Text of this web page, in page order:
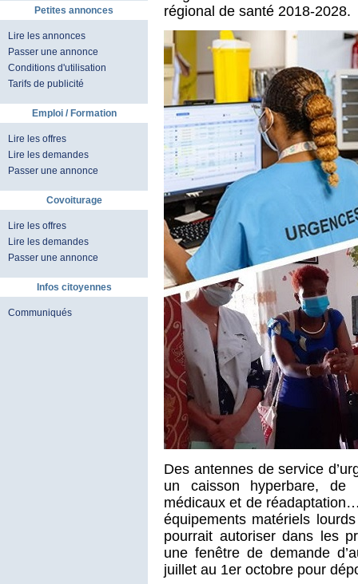
Petites annonces
Lire les annonces
Passer une annonce
Conditions d'utilisation
Tarifs de publicité
Emploi / Formation
Lire les offres
Lire les demandes
Passer une annonce
Covoiturage
Lire les offres
Lire les demandes
Passer une annonce
Infos citoyennes
Communiqués
régional de santé 2018-2028.
Des antennes de service
un caisson hyperbare, de
médicaux et de
équipements matériels
pourrait autoriser dans les
une fenêtre de demande
juillet au 1er octobre pour